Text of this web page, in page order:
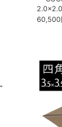
ト 」
60,500